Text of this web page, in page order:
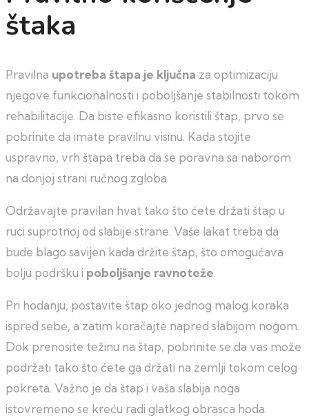
štaka
Pravilna upotreba štapa je ključna za optimizaciju
njegove funkcionalnosti i poboljšanje stabilnosti tokom
rehabilitacije. Da biste efikasno koristili štap, prvo se
pobrinite da imate pravilnu visinu. Kada stojite
uspravno, vrh štapa treba da se poravna sa naborom
na donjoj strani ručnog zgloba.
Održavajte pravilan hvat tako što ćete držati štap u
ruci suprotnoj od slabije strane. Vaše lakat treba da
bude blago savijen kada držite štap, što omogućava
bolju podršku i poboljšanje ravnoteže
Pri hodanju, postavite štap oko jednog malog koraka
ispred sebe, a zatim koračajte napred slabijom nogom.
Dok prenosite težinu na štap, pobrinite se da vas može
podržati tako što ćete ga držati na zemlji tokom celog
pokreta. Važno je da štap i vaša slabija noga
istovremeno se kreću radi glatkog obrasca hoda.